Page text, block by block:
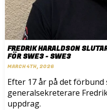
FREDRIK HARALDSON
FÖR SWE3 - SWE3
MARCH 4TH, 2026
Efter 17 år på det förbund
generalsekreterare
uppdrag.